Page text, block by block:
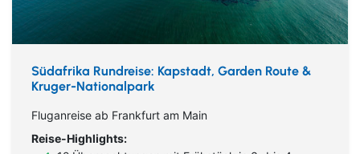
Südafrika Rundreise: Kapstadt, Garden Route &
Kruger-Nationalpark
Fluganreise ab Frankfurt am Main
Reise-Highlights: